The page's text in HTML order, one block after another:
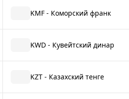
KMF - Коморский франк
KWD - Кувейтский динар
KZT - Казахский тенге